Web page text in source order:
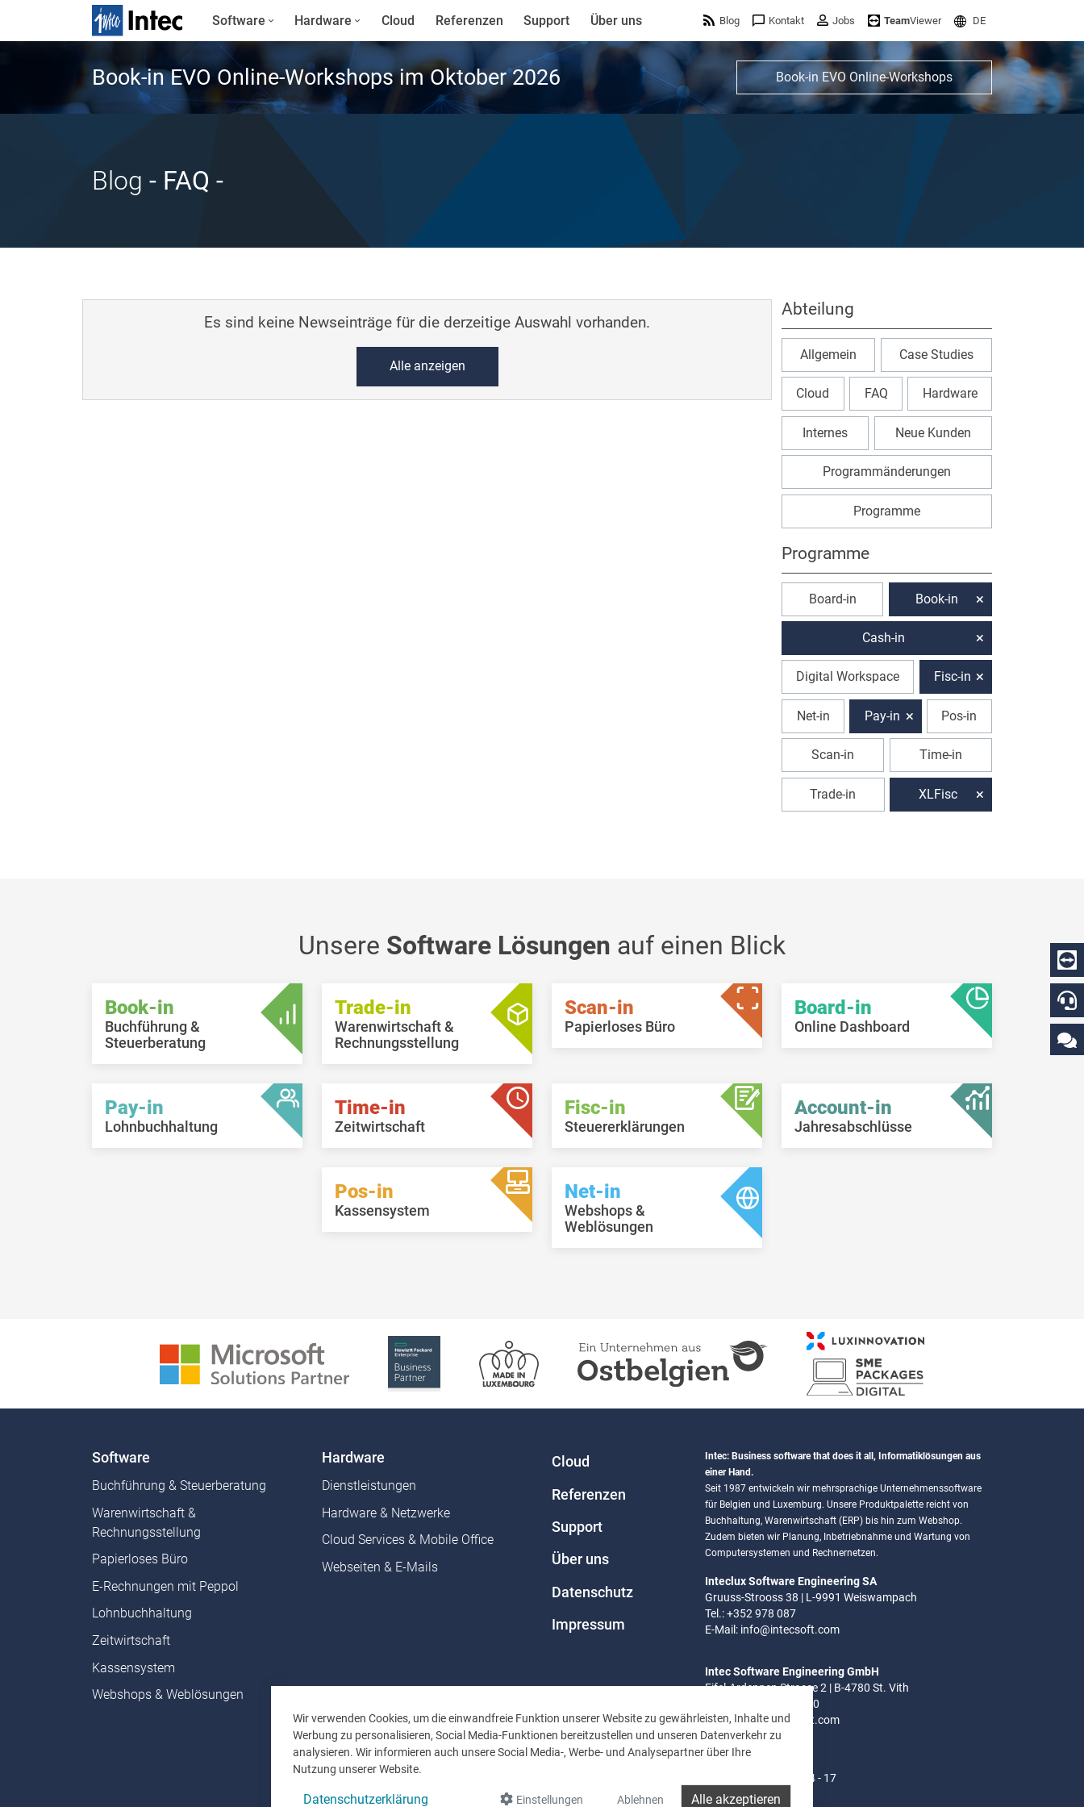
Wir verwenden Cookies, um die einwandfreie Funktion unserer Website zu gewährleisten, Inhalte und
Werbung zu personalisieren, Social Media-Funktionen bereitzustellen und unseren Datenverkehr zu
analysieren. Wir informieren auch unsere Social Media-, Werbe- und Analysepartner über Ihre
Nutzung unserer Website.
Datenschutzerklärung Einstellungen Ablehnen Alle akzeptieren
Software Hardware Cloud Referenzen Support Über uns Blog Kontakt Jobs TeamViewer DE
Book-in EVO Online-Workshops im Oktober 2026 Book-in EVO Online-Workshops
Blog - FAQ -
Es sind keine Newseinträge für die derzeitige Auswahl vorhanden.
Alle anzeigen
Abteilung
Allgemein Case Studies
Cloud FAQ Hardware
Internes Neue Kunden
Programmänderungen
Programme
Programme
Board-in Book-in
Cash-in
Digital Workspace Fisc-in
Net-in Pay-in Pos-in
Scan-in Time-in
Trade-in XLFisc
Unsere Software Lösungen auf einen Blick
Book-in
Buchführung &
Steuerberatung
Trade-in
Warenwirtschaft &
Rechnungsstellung
Scan-in
Papierloses Büro
Board-in
Online Dashboard
Pay-in
Lohnbuchhaltung
Time-in
Zeitwirtschaft
Fisc-in
Steuererklärungen
Account-in
Jahresabschlüsse
Pos-in
Kassensystem
Net-in
Webshops &
Weblösungen
Software
Buchführung & Steuerberatung
Warenwirtschaft &
Rechnungsstellung
Papierloses Büro
E-Rechnungen mit Peppol
Lohnbuchhaltung
Zeitwirtschaft
Kassensystem
Webshops & Weblösungen
Hardware
Dienstleistungen
Hardware & Netzwerke
Cloud Services & Mobile Office
Webseiten & E-Mails
Cloud
Referenzen
Support
Über uns
Datenschutz
Impressum
Intec: Business software that does it all, Informatiklösungen aus
einer Hand.
Seit 1987 entwickeln wir mehrsprachige Unternehmenssoftware
für Belgien und Luxemburg. Unsere Produktpalette reicht von
Buchhaltung, Warenwirtschaft (ERP) bis hin zum Webshop.
Zudem bieten wir Planung, Inbetriebnahme und Wartung von
Computersystemen und Rechnernetzen.
Inteclux Software Engineering SA
Gruuss-Strooss 38 | L-9991 Weiswampach
Tel.: +352 978 087
E-Mail: info@intecsoft.com
Intec Software Engineering GmbH
Eifel-Ardennen Strasse 2 | B-4780 St. Vith
Tel.: +32 (0)80 280 080
E-Mail:info@intecsoft.com
Mo - Do: 8 - 12 Uhr | 14 - 17
Uhr